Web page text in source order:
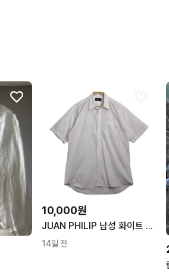
10,000원
JUAN PHILIP 남성 화이트 반팔 셔츠 [XL] 남자 여름 와이셔츠
14일 전